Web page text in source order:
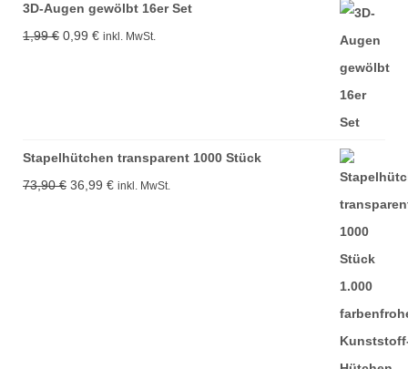
3D-Augen gewölbt 16er Set
1,99€ Ursprünglicher
0,99 €Aktueller
inkl. MwSt.
Stapelhütchen transparent 1000 Stück
73,90€ Ursprünglicher
36,99 €Aktueller
inkl. MwSt.